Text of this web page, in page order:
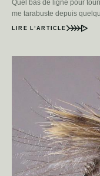
Quel bas de ligne pour
me tarabuste depuis
LIRE L’ARTICLE